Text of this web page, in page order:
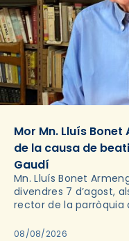
Mor Mn. Lluís
de la causa de
Gaudí
Mn. Lluís Bonet
divendres 7 d’agost,
rector de la parròquia
2018,…
08/08/2026